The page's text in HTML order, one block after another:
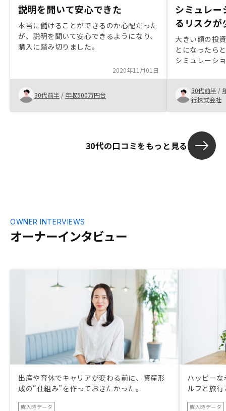
説明を聞いて安心できた
本当に儲けることができるのか心配だった
が、説明を聞いて安心できるようになり、
購入に踏み切りました。
2020年11月01日
30代前半 / 年収500万円台
シミュレー
るリスクが
大きい額の投
とになったら
シミュレーシ
だくことで、
し進めました
なく、お客さ
きるようにし
30代前半 /
行株式会社
30代の口コミをもっと見る
オーナーインタビュー
OWNER INTERVIEWS
出産や育休でキャリアが変わる前に、資産形
成の“仕組み”を作っておきたかった。
購入時データ
ハッピー
ルフと旅
購入時データ